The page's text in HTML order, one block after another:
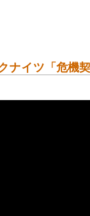
ナイツ「危機